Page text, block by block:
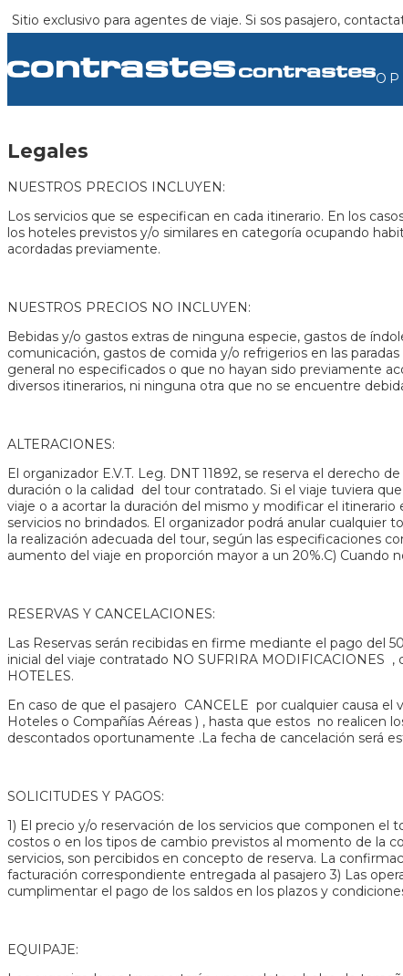
Sitio exclusivo para agentes de viaje. Si sos pasajero,
Legales
NUESTROS PRECIOS INCLUYEN:
Los servicios que se especifican en cada itinerario. En los
los hoteles previstos y/o similares en categoría ocupando
acordadas previamente.
NUESTROS PRECIOS NO INCLUYEN:
Bebidas y/o gastos extras de ninguna especie, gastos de
comunicación, gastos de comida y/o refrigerios en las
general no especificados o que no hayan sido previamente
diversos itinerarios, ni ninguna otra que no se encuentre
ALTERACIONES:
El organizador E.V.T. Leg. DNT 11892, se reserva el derecho
duración o la calidad del tour contratado. Si el viaje tuviera
viaje o a acortar la duración del mismo y modificar el
servicios no brindados. El organizador podrá anular
la realización adecuada del tour, según las especificaciones
aumento del viaje en proporción mayor a un 20%.C) Cuando
RESERVAS Y CANCELACIONES:
Las Reservas serán recibidas en firme mediante el pago del
inicial del viaje contratado NO SUFRIRA MODIFICACIONES
HOTELES.
En caso de que el pasajero CANCELE por cualquier causa
Hoteles o Compañías Aéreas ) , hasta que estos no realicen
descontados oportunamente .La fecha de cancelación
SOLICITUDES Y PAGOS:
1) El precio y/o reservación de los servicios que componen
costos o en los tipos de cambio previstos al momento de la
servicios, son percibidos en concepto de reserva. La
facturación correspondiente entregada al pasajero 3) Las
cumplimentar el pago de los saldos en los plazos y
EQUIPAJE: